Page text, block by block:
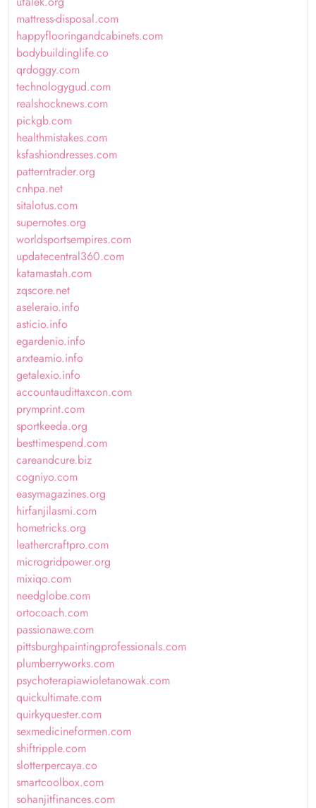
mattress-disposal.com
happyflooringandcabinets.com
bodybuildinglife.co
qrdoggy.com
technologygud.com
realshocknews.com
pickgb.com
healthmistakes.com
ksfashiondresses.com
patterntrader.org
cnhpa.net
sitalotus.com
supernotes.org
worldsportsempires.com
updatecentral360.com
katamastah.com
zqscore.net
aseleraio.info
asticio.info
egardenio.info
arxteamio.info
getalexio.info
accountaudittaxcon.com
prymprint.com
sportkeeda.org
besttimespend.com
careandcure.biz
cogniyo.com
easymagazines.org
hirfanjilasmi.com
hometricks.org
leathercraftpro.com
microgridpower.org
mixiqo.com
needglobe.com
ortocoach.com
passionawe.com
pittsburghpaintingprofessionals.com
plumberryworks.com
psychoterapiawioletanowak.com
quickultimate.com
quirkyquester.com
sexmedicineformen.com
shiftripple.com
slotterpercaya.co
smartcoolbox.com
sohanjitfinances.com